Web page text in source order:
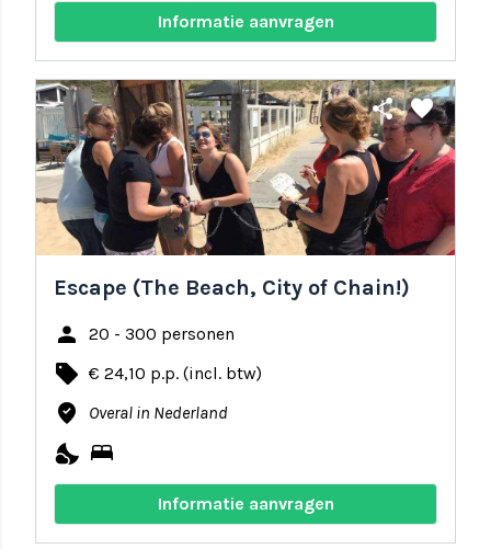
Informatie aanvragen
share favorite
Escape (The Beach, City of Chain!)
person 20 - 300 personen
local_offer € 24,10 p.p. (incl. btw)
where_to_vote Overal in Nederland
nights_stay bed
Informatie aanvragen